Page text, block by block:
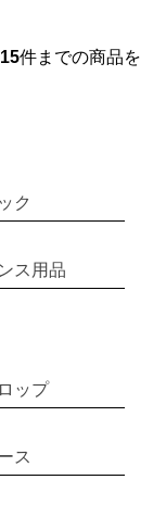
15件までの商品を
ク
ス用品
ップ
ス